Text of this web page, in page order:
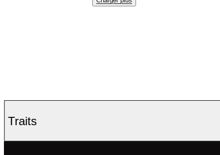
Traits